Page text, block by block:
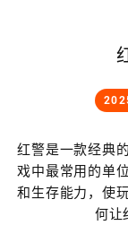
红警是一款经典
戏中最常用的单
和生存能力，使
何让